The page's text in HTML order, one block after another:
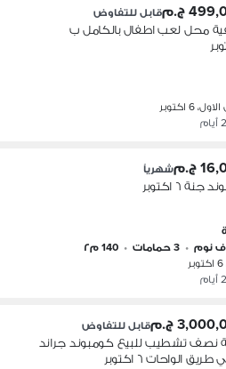
ج.م قابل للتفاوض
محل لعب اطفال بالكامل ب
6 اكتوبر
ج.م شهرياً
٦ اكتوبر
• 3 حمامات • 140 م٢
ج.م قابل للتفاوض
نصف تشطيب للبيع كومبوند جراند
الواحات ٦ اكتوبر